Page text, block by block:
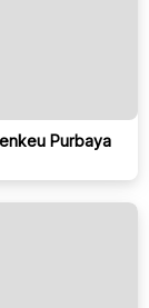
Purbaya